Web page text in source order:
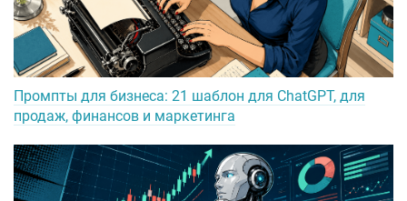
Промпты для бизнеса: 21 шаблон для ChatGPT, для
продаж, финансов и маркетинга